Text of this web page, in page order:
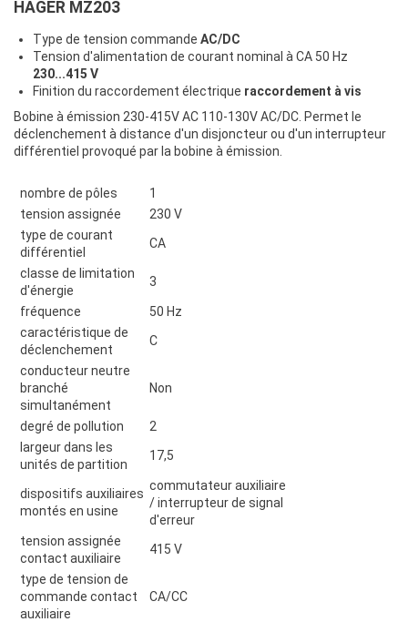
HAGER MZ203
Type de tension commande AC/DC
Tension d'alimentation de courant nominal à CA 50 Hz
230...415 V
Finition du raccordement électrique raccordement à vis
Bobine à émission 230-415V AC 110-130V AC/DC. Permet le
déclenchement à distance d'un disjoncteur ou d'un interrupteur
différentiel provoqué par la bobine à émission.
nombre de pôles
1
tension assignée
230 V
type de courant
différentiel
CA
classe de limitation
d'énergie
3
fréquence
50 Hz
caractéristique de
déclenchement
C
conducteur neutre
branché
simultanément
Non
degré de pollution
2
largeur dans les
unités de partition
17,5
dispositifs auxiliaires
montés en usine
commutateur auxiliaire
/ interrupteur de signal
d'erreur
tension assignée
contact auxiliaire
415 V
type de tension de
commande contact
auxiliaire
CA/CC